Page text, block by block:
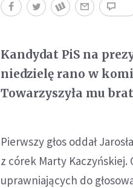
Kandydat PiS na
niedzielę rano w
Towarzyszyła mu
Pierwszy głos oddał
z córek Marty Kaczyńskiej.
uprawniających do